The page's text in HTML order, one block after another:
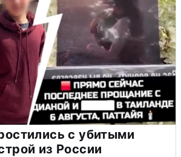
с убитыми
из России